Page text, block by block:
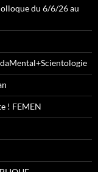
du 6/6/26 au
! FEMEN